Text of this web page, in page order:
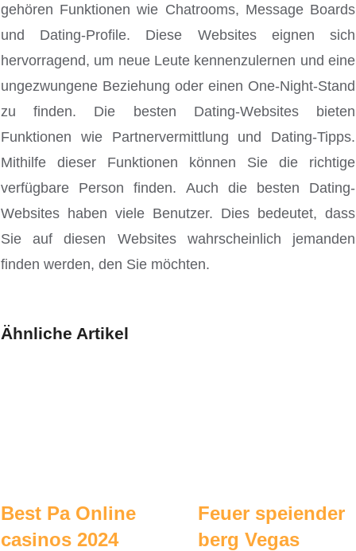
gehören Funktionen wie Chatrooms, Message Boards
und Dating-Profile. Diese Websites eignen sich
hervorragend, um neue Leute kennenzulernen und eine
ungezwungene Beziehung oder einen One-Night-Stand
zu finden. Die besten Dating-Websites bieten
Funktionen wie Partnervermittlung und Dating-Tipps.
Mithilfe dieser Funktionen können Sie die richtige
verfügbare Person finden. Auch die besten Dating-
Websites haben viele Benutzer. Dies bedeutet, dass
Sie auf diesen Websites wahrscheinlich jemanden
finden werden, den Sie möchten.
Ähnliche Artikel
Best Pa Online
casinos 2024
Feuer speiender
berg Vegas